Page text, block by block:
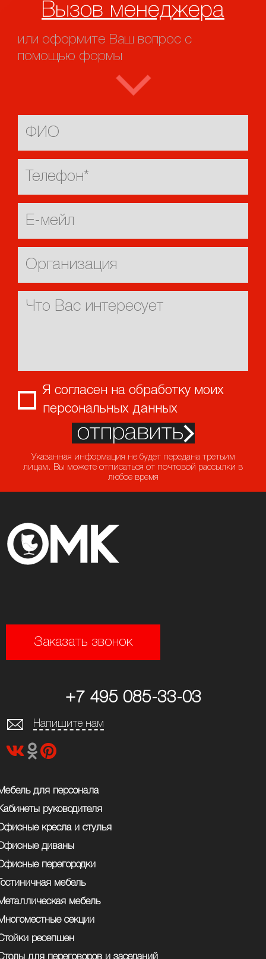
Вызов менеджера
или оформите Ваш вопрос с
помощью формы
Я согласен на обработку моих
персональных данных
отправить
Указанная информация не будет передана третьим
лицам. Вы можете отписаться от почтовой рассылки в
любое время
для персонала
руководителя
кресла и стулья
диваны
перегородки
мебель
мебель
секции
ресепшен
для переговоров и заседаний
Заказать звонок
+7 495 085-33-03
Напишите нам